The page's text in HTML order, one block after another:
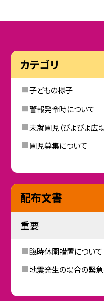
カテゴリ
子どもの様子
警報発令時について
未就園児（ぴよぴよ広場
園児募集について
配布文書
重要
臨時休園措置について
地震発生の場合の緊